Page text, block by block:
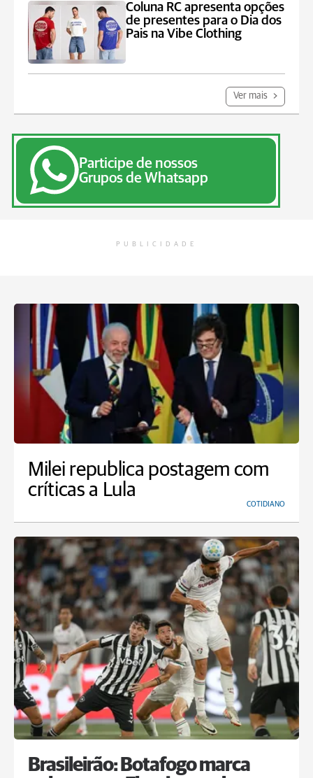
Coluna RC apresenta opções
de presentes para o Dia dos
Pais na Vibe Clothing
Ver mais
Participe de nossos
Grupos de Whatsapp
PUBLICIDADE
Milei republica postagem com
críticas a Lula
COTIDIANO
Brasileirão: Botafogo marca